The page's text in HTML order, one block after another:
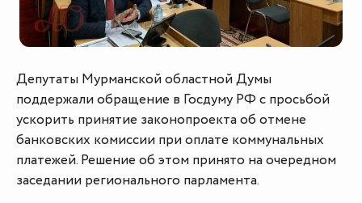
Депутаты Мурманской областной Думы
поддержали обращение в Госдуму РФ с просьбой
ускорить принятие законопроекта об отмене
банковских комиссии при оплате коммунальных
платежей. Решение об этом принято на очередном
заседании регионального парламента.